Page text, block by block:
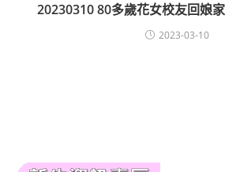
20230310 80多歲花女校友回娘
2023-03-10